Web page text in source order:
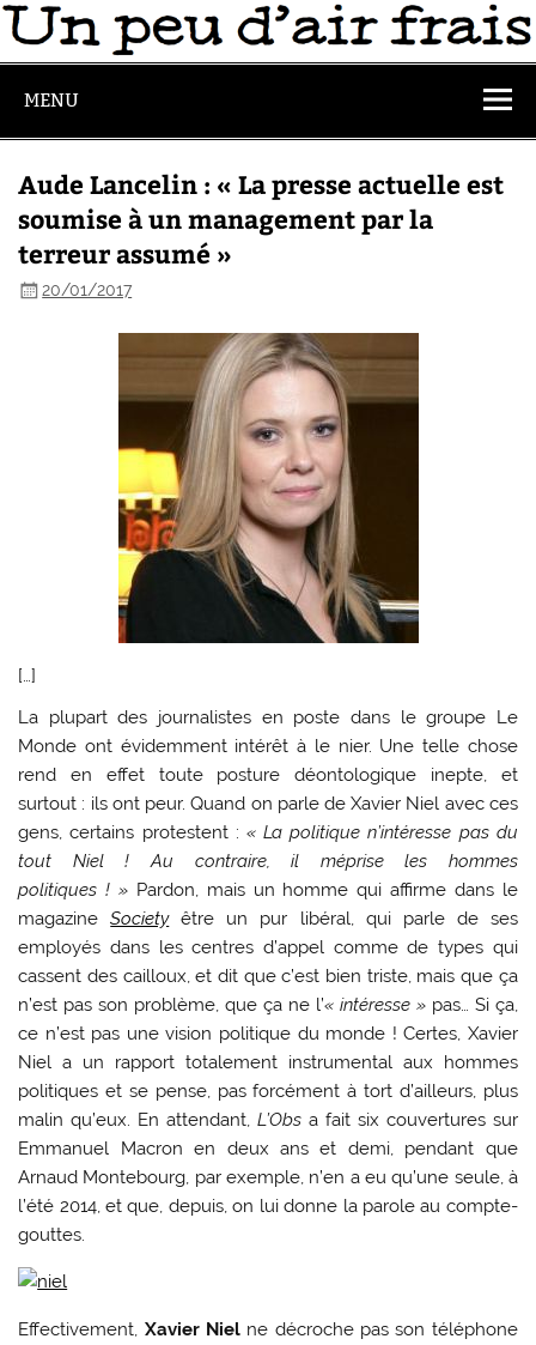
MENU
Aude Lancelin : « La presse actuelle est
soumise à un management par la
terreur assumé »
20/01/2017
[…]
La plupart des journalistes en poste dans le groupe Le
Monde ont évidemment intérêt à le nier. Une telle chose
rend en effet toute posture déontologique inepte, et
surtout : ils ont peur. Quand on parle de Xavier Niel avec ces
gens, certains protestent : « La politique n’intéresse pas du
tout Niel ! Au contraire, il méprise les hommes
politiques ! »Pardon, mais un homme qui affirme dans le
magazineSocietyêtre un pur libéral, qui parle de ses
employés dans les centres d’appel comme de types qui
cassent des cailloux, et dit que c’est bien triste, mais que ça
n’est pas son problème, que ça ne l’« intéresse »pas… Si ça,
ce n’est pas une vision politique du monde ! Certes, Xavier
Niel a un rapport totalement instrumental aux hommes
politiques et se pense, pas forcément à tort d’ailleurs, plus
malin qu’eux. En attendant,L’Obs a fait six couvertures sur
Emmanuel Macron en deux ans et demi, pendant que
Arnaud Montebourg, par exemple, n’en a eu qu’une seule, à
l’été 2014, et que, depuis, on lui donne la parole au compte-
gouttes.
Effectivement, Xavier Nielne décroche pas son téléphone